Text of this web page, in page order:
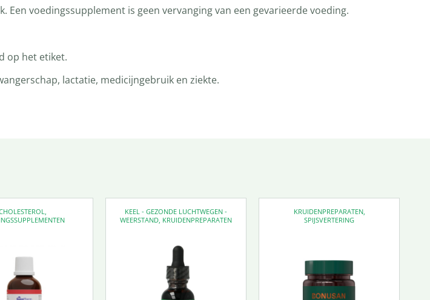
voedingssupplement is geen vervanging van een gevarieerde voeding.
op het etiket.
lactatie, medicijngebruik en ziekte.
KEEL - GEZONDE LUCHTWEGEN -
WEERSTAND KRUIDENPREPARATEN
KRUIDENPREPARATEN,
SPIJSVERTERING